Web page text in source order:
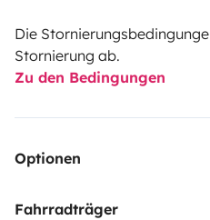
Die
Stornierung ab.
Zu den Bedingungen
Optionen
Fahrradträger